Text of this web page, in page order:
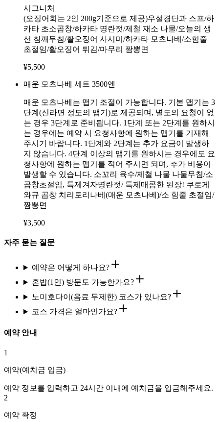
시그니처
(오징어회는 2인 200g기준으로 제공)우설경단과 스프/하
카타 초소곱창/하카타 명란젓/제철 재소 나물/오늘의 생
선 참깨무침/활오징어 사시미/하카타 모츠나베/소힘줄
초절임/활오징어 튀김/마무리 짬뽕면
¥5,500
매운 모츠나베 세트 3500엔
매운 모츠나베는 맵기 조절이 가능합니다. 기본 맵기는 3
단계(신라면 정도의 맵기)로 제공되며, 별도의 요청이 없
는 경우 3단계로 준비됩니다. 1단계 또는 2단계를 원하시
는 경우에는 예약 시 요청사항에 원하는 맵기를 기재해
주시기 바랍니다. 1단계와 2단계는 추가 요금이 발생하
지 않습니다. 4단계 이상의 맵기를 원하시는 경우에도 요
청사항에 원하는 맵기를 적어 주시면 되며, 추가 비용이
발생할 수 있습니다. 소꼬리 육수/제철 나물 나물무침/소
곱창초절임, 특제겨자명란젓/ 특제매콤한 된장! 쿠로게
와규 곱창 치리토리나베(매운 모츠나베)/소 힘줄 초절임/
짬뽕면
¥3,500
자주 묻는 질문
예약은 어떻게 하나요?
혼밥(1인) 방문도 가능한가요?
노미호다이(음료 무제한) 코스가 있나요?
코스 가격은 얼마인가요?
예약 안내
1
예약(예치금 입금)
예약 정보를 입력하고 24시간 이내에 예치금을 입금해주세요.
2
예약 확정